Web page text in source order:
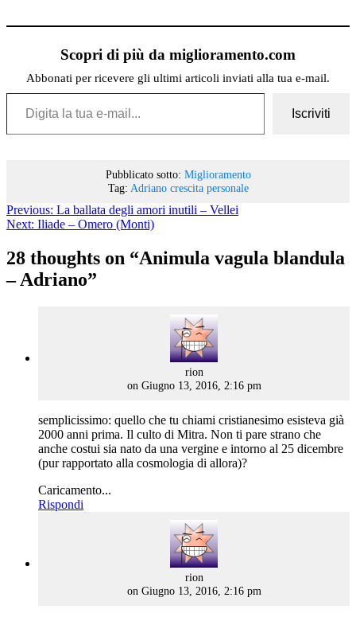
Scopri di più da miglioramento.com
Abbonati per ricevere gli ultimi articoli inviati alla tua e-mail.
Digita la tua e-mail...
Iscriviti
Pubblicato sotto: Miglioramento
Tag: Adriano crescita personale
Previous: La ballata degli amori inutili – Vellei
Next: Iliade – Omero (Monti)
28 thoughts on “Animula vagula blandula
– Adriano”
rionsays:
on Giugno 13, 2016, 2:16 pm
semplicissimo: quello che tu chiami cristianesimo esisteva già
2000 anni prima. Il culto di Mitra. Non ti pare strano che
anche costui sia nato da una vergine e intorno al 25 dicembre
(pur rapportato alla cosmologia di allora)?
Caricamento...
Rispondi
rionsays:
on Giugno 13, 2016, 2:16 pm